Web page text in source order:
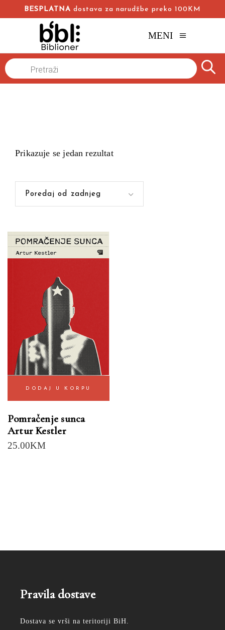
BESPLATNA dostava za narudžbe preko 100KM
MENI
Naslovna
Products
search
Prikazuje se jedan rezultat
Poredaj od zadnjeg
DODAJ U KORPU
Pomračenje sunca
Artur Kestler
25.00KM
Pravila dostave
Dostava se vrši na teritoriji BiH.